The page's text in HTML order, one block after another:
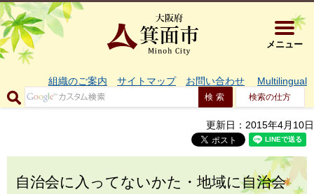
大阪府箕
メニュー
組織のご案内 サイトマップ お問い合わせ Multilingual
検索の仕方
更新日：2015年4月10日
自治会に入ってないかた・地域に自治会